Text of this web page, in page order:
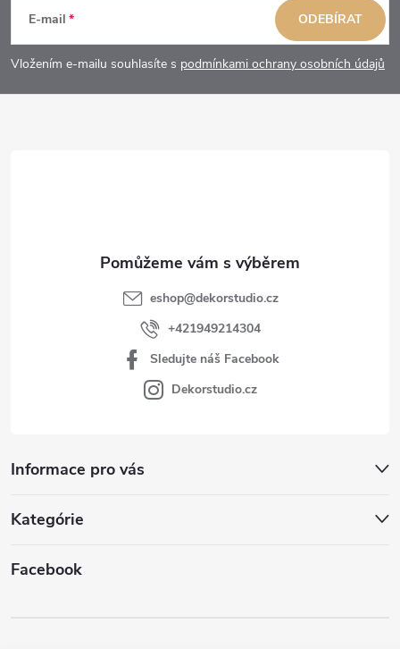
p
a
E-mail
Vložením e-mailu souhlasíte s podmínkami ochrany osobních údajů
ODEBÍRAT
Informace pro vás
Kategórie
Facebook
eshop@dekorstudio.cz
+421949214304
Sledujte náš Facebook
Dekorstudio.cz